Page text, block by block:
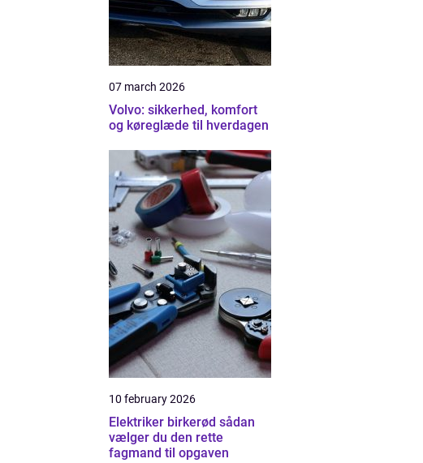
07 march 2026
Volvo: sikkerhed, komfort
og køreglæde til hverdagen
10 february 2026
Elektriker birkerød sådan
vælger du den rette
fagmand til opgaven